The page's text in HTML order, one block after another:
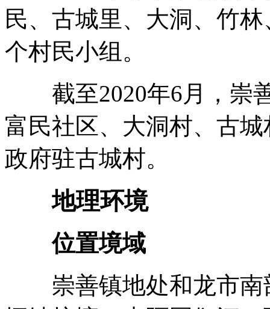
民、古城里、大洞、竹
个村民小组。
截至2020年6月，崇善
富民社区、大洞村、古
政府驻古城村。
地理环境
位置境域
崇善镇地处和龙市南